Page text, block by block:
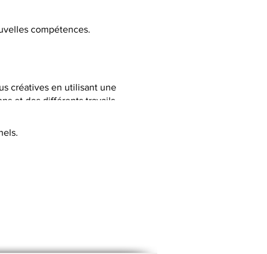
compétences.
créatives en utilisant une
et des différents travails